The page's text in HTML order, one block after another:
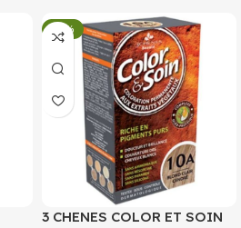
-34%
3 CHENES COLOR ET SOIN